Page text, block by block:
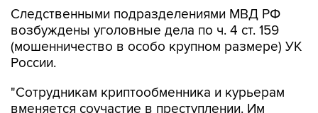
(мошенничество в особо крупном размере) УК
России.
"Сотрудникам криптообменника и курьерам
грозит до 10 лет лишения свободы", - сказали в